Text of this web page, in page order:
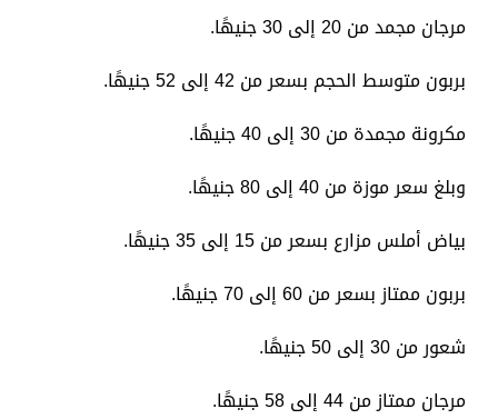
مرجان مجمد من 20 إلى 30 جنيهًا.
بربون متوسط الحجم بسعر من 42 إلى 52 جنيهًا.
مكرونة مجمدة من 30 إلى 40 جنيهًا.
وبلغ سعر موزة من 40 إلى 80 جنيهًا.
بياض أملس مزارع بسعر من 15 إلى 35 جنيهًا.
بربون ممتاز بسعر من 60 إلى 70 جنيهًا.
شعور من 30 إلى 50 جنيهًا.
مرجان ممتاز من 44 إلى 58 جنيهًا.